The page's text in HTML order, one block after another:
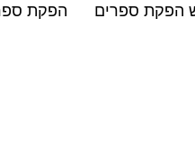
הפקת ספרים הפקת